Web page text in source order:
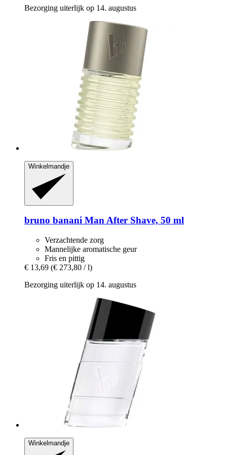
Bezorging uiterlijk op 14. augustus
Winkelmandje
bruno banani Man After Shave, 50 ml
Verzachtende zorg
Mannelijke aromatische geur
Fris en pittig
€ 13,69 (€ 273,80 / l)
Bezorging uiterlijk op 14. augustus
Winkelmandje